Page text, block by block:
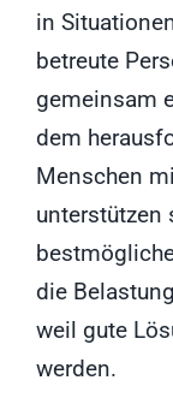
in
betreute
gemeinsam
dem
Menschen
unterstützen
die
weil gute
werden.